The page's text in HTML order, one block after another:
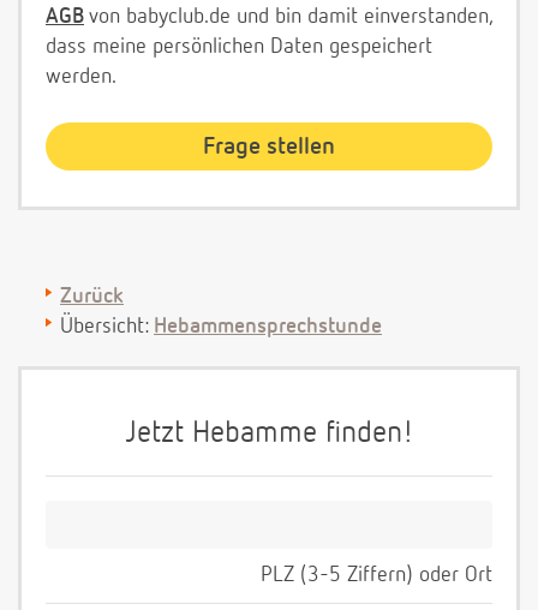
AGB von babyclub.de und bin damit einverstanden,
dass meine persönlichen Daten gespeichert
werden.
Zurück
Übersicht: Hebammensprechstunde
Jetzt Hebamme finden!
PLZ (3-5 Ziffern) oder Ort